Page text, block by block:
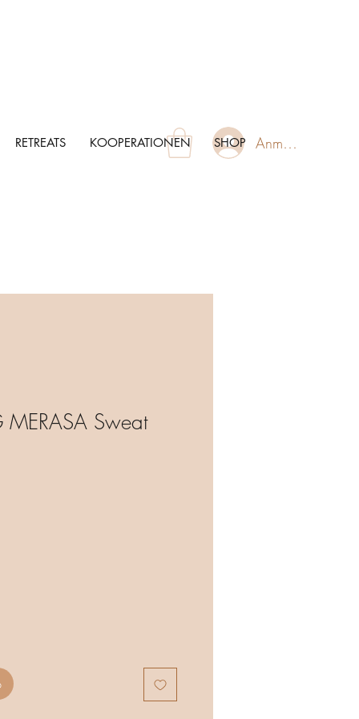
Anmelden
RETREATS KOOPERATIONEN SHOP
Sweat